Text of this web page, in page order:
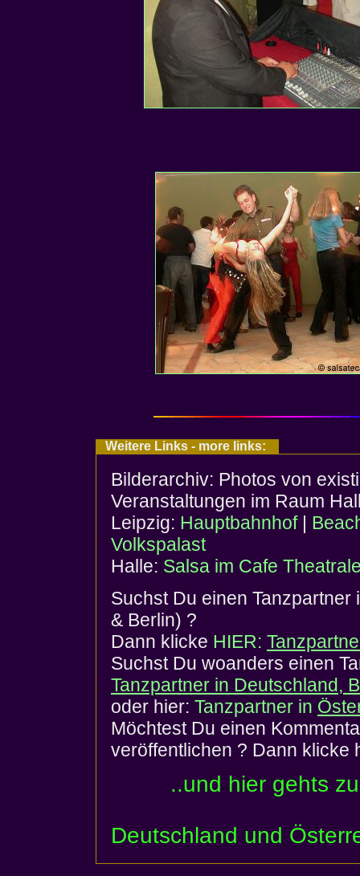
Weitere Links - more links:
Bilderarchiv: Photos von
Veranstaltungen im Raum
Leipzig: Hauptbahnhof|
Volkspalast
Halle: Salsa im Cafe
Suchst Du einen
& Berlin) ?
Dann klicke HIER:
Suchst Du woanders einen
Tanzpartner in Deutschland,
oder hier: Tanzpartner in
Möchtest Du einen
veröffentlichen ? Dann klicke
..und hier gehts
Deutschland und